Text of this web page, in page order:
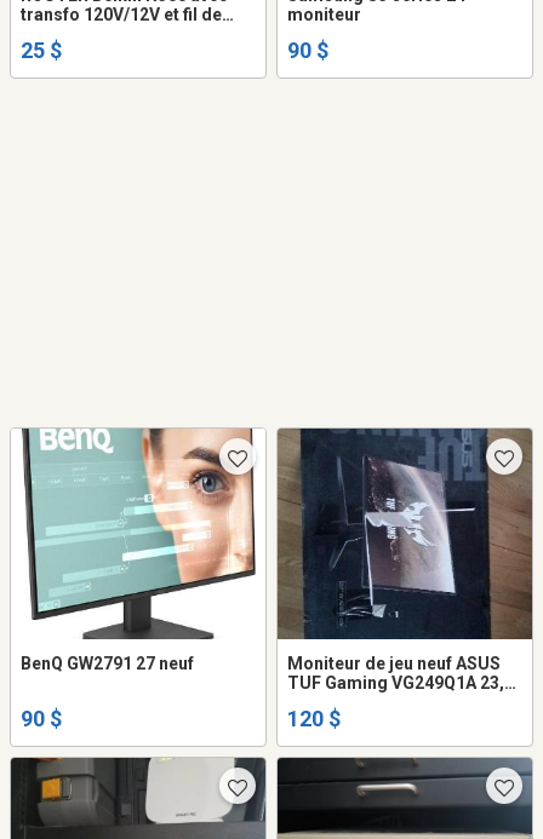
transfo 120V/12V et fil de
25 $
moniteur
90 $
BenQ GW2791 27 neuf
90 $
Moniteur de jeu neuf ASUS
TUF Gaming VG249Q1A 23,8"
120 $